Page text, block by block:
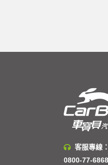
客服專線：
0800-77-6868